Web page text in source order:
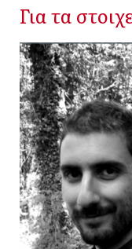
Για τα